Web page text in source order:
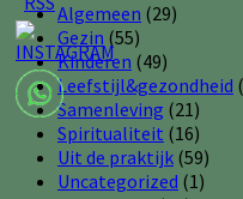
Algemeen (29)
Gezin (55)
Kinderen (49)
Leefstijl&gezondheid
Samenleving (21)
Spiritualiteit (16)
Uit de praktijk (59)
Uncategorized (1)